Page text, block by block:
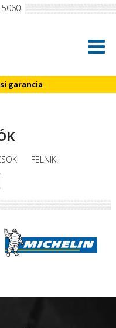
garancia
FELNIK